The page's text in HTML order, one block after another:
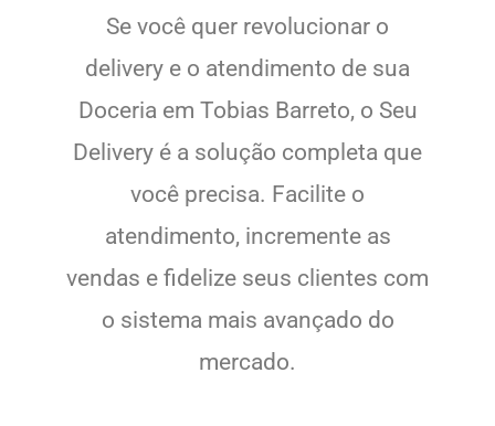
Se você quer revolucionar o
delivery e o atendimento de sua
Doceria em Tobias Barreto, o Seu
Delivery é a solução completa que
você precisa. Facilite o
atendimento, incremente as
vendas e fidelize seus clientes com
o sistema mais avançado do
mercado.